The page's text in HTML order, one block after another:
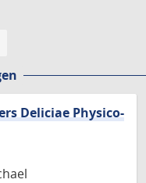
Deliciae Physico-